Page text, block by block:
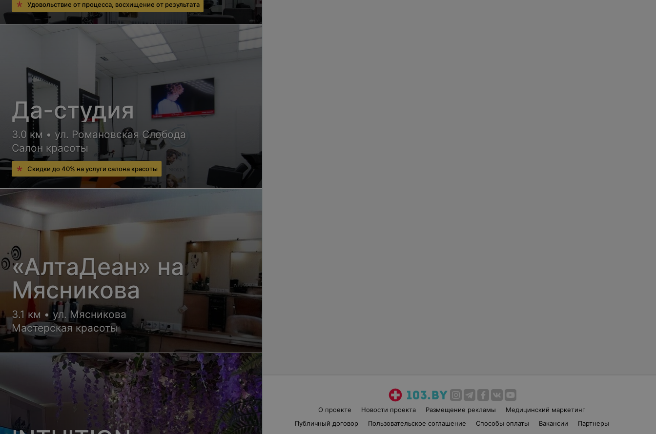
О проекте Новости проекта Размещение рекламы
Медицинский маркетинг
Публичный договор
Пользовательское соглашение Способы оплаты Вакансии
Партнеры
Удовольствие от процесса, восхищение от результата
Да-студия
3.0 км • ул. Романовская Слобода
Салон красоты
Скидки до 40% на услуги салона красоты
«АлтаДеан» на
Мясникова
3.1 км • ул. Мясникова
Мастерская красоты